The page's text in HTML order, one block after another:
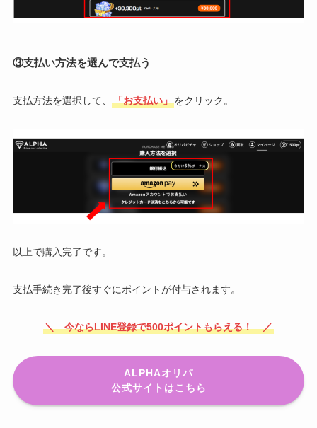
③支払い方法を選んで支払う
支払方法を選択して、 「お支払い」をクリック。
以上で購入完了です。
支払手続き完了後すぐにポイントが付与されます。
＼ 今ならLINE登録で500ポイントもらえる！ ／
ALPHAオリパ
公式サイトはこちら